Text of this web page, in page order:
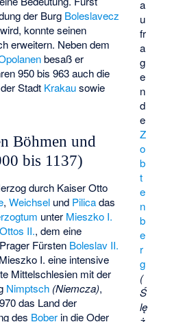
a
u
fr
a
g
e
n
d
e
Z
o
b
t
e
n
b
e
r
g
(
Ś
lę
der Burg Boleslavecz
konnte seinen
erweitern. Neben dem
besaß er
950 bis 963 auch die
Stadt Krakausowie
Böhmen und
bis 1137)
durch Kaiser Otto
,Weichsel und Pilicadas
unter Mieszko I.
Ottos II., dem eine
Fürsten Boleslav II.
I. eine intensive
Mittelschlesien mit der
Nimptsch (Niemcza),
das Land der
des Bober in die Oder